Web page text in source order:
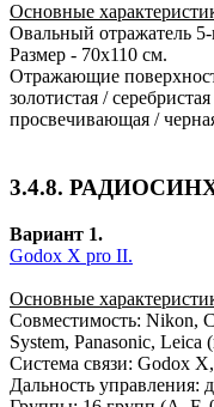
Основные
Овальный отражатель 5-
Размер - 70x110 см.
Отражающие
золотистая /
просвечивающая /
3.4.8.
Вариант 1.
Godox X pro II.
Основные
Совместимость: Nikon,
System, Panasonic,
Система связи: Godox
Дальность управления: